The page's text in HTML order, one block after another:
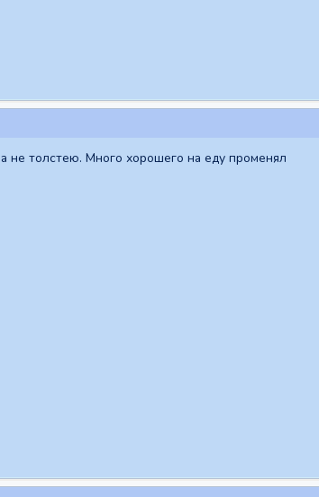
не толстею. Много хорошего на еду променял